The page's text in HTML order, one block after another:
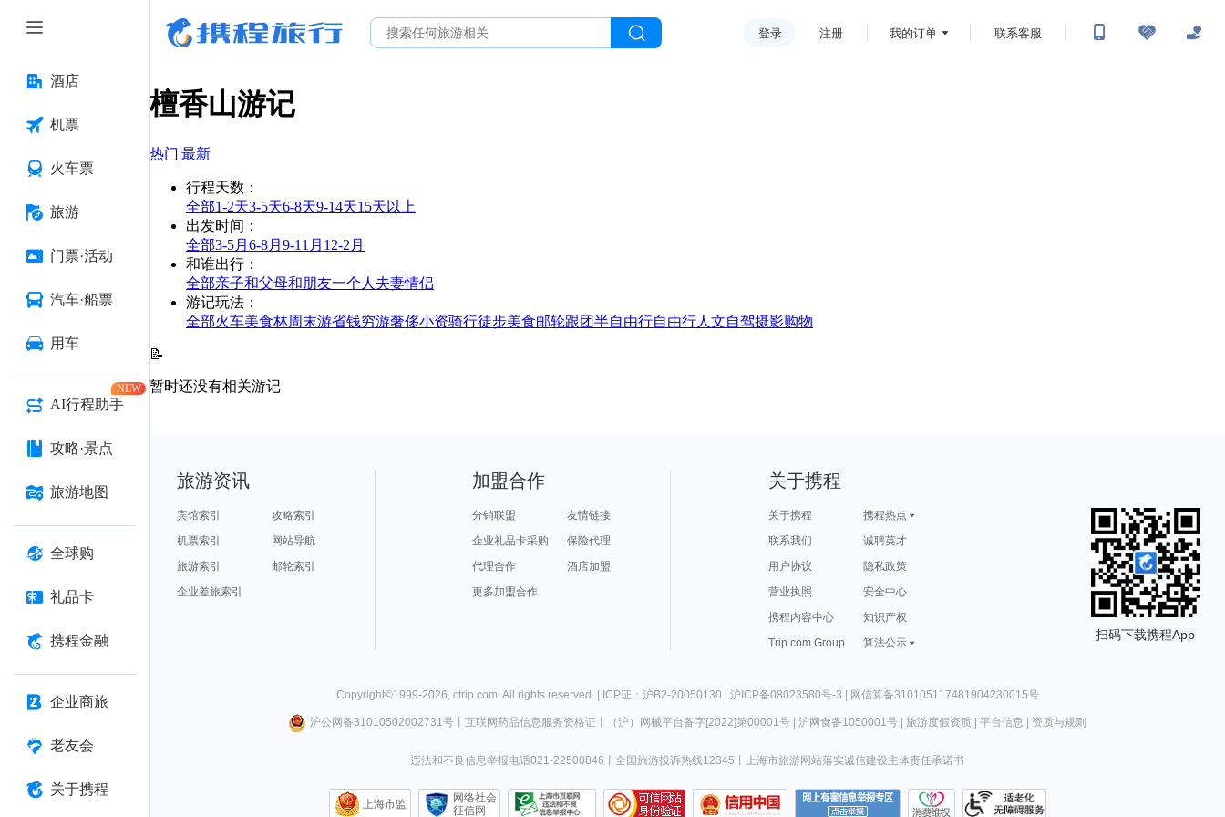
酒店
机票
火车票
旅游
门票·活动
汽车·船票
用车
AI行程助手
NEW
攻略·景点
旅游地图
全球购
礼品卡
携程金融
企业商旅
老友会
关于携程
登录 注册 我的订单 联系客服
檀香山游记
热门|最新
行程天数 ：
全部1-2天3-5天6-8天9-14天15天以上
出发时间 ：
全部3-5月 6-8月 9-11月 12-2月
和谁出行 ：
全部亲子和父母和朋友一个人 夫妻情侣
游记玩法 ：
全部火车美食林周末游省钱穷游奢侈小资骑行徒步美食邮轮跟团半自由行自由行人文自驾摄影购物
📝
暂时还没有相关游记
旅游资讯
宾馆索引
攻略索引
机票索引
网站导航
旅游索引
邮轮索引
企业差旅索引
加盟合作
分销联盟
友情链接
企业礼品卡采购
保险代理
代理合作
酒店加盟
更多加盟合作
关于携程
关于携程
携程热点
联系我们
诚聘英才
用户协议
隐私政策
营业执照
安全中心
携程内容中心
知识产权
Trip.com Group
算法公示
扫码下载携程App
Copyright©1999-2026, ctrip.com. All rights reserved. | ICP证：沪B2-20050130 | 沪ICP备08023580号-3 | 网信算备310105117481904230015号
沪公网备31010502002731号丨 互联网药品信息服务资格证 （沪）网械平台备字[2022]第00001号| 沪网食备1050001号| 旅游度假资质| 平台信息 资质与规则
违法和不良信息举报电话021-22500846 全国旅游投诉热线12345 上海市旅游网站落实诚信建设主体责任承诺书
上海市监
网络社会
征信网